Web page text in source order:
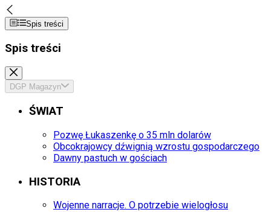
Spis treści
Spis treści
DGP Magazyn
ŚWIAT
Pozwę Łukaszenkę o 35 mln dolarów
Obcokrajowcy dźwignią wzrostu gospodarczego
Dawny pastuch w gościach
HISTORIA
Wojenne narracje. O potrzebie wielogłosu